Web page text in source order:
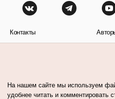
Контакты
На нашем сайте мы используем
удобнее читать и комментировать